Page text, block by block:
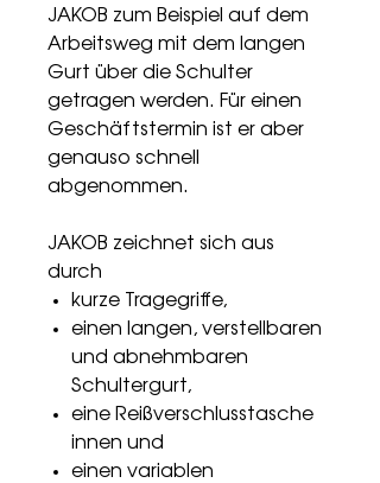
JAKOB zum Beispiel auf dem
Arbeitsweg mit dem langen
Gurt über die Schulter
getragen werden. Für einen
Geschäftstermin ist er aber
genauso schnell
abgenommen.
JAKOB zeichnet sich aus
durch
kurze Tragegriffe,
einen langen, verstellbaren
und abnehmbaren
Schultergurt,
eine Reißverschlusstasche
innen und
einen variablen